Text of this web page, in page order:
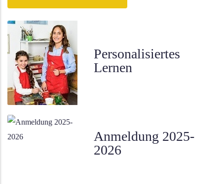
Personalisiertes
Lernen
Anmeldung 2025-
2026